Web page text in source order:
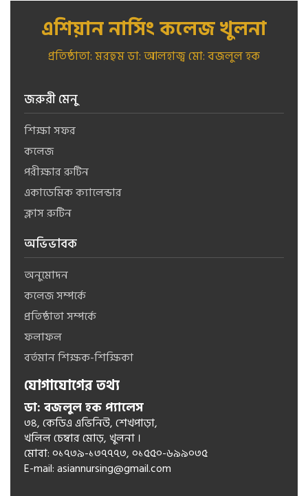
এশিয়ান নার্সিং কলেজ খুলনা
প্রতিষ্ঠাতা: মরহুম ডা: আলহাজ্ব মো: বজলুল হক
জরুরী মেনু
শিক্ষা সফর
কলেজ
পরীক্ষার রুটিন
একাডেমিক ক্যালেন্ডার
ক্লাস রুটিন
অভিভাবক
অনুমোদন
কলেজ সম্পর্কে
প্রতিষ্ঠাতা সম্পর্কে
ফলাফল
বর্তমান শিক্ষক-শিক্ষিকা
যোগাযোগের তথ্য
ডা: বজলুল হক প্যালেস
৩৪, কেডিএ এভিনিউ, শেখপাড়া,
খলিল চেম্বার মোড়, খুলনা ।
মোবা: ০১৭৩৯-১৩৭৭৭৩, ০১৫৫০-৬৯৯০৩৫
E-mail:asiannursing@gmail.com